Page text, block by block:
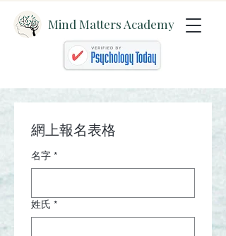
Mind Matters Academy
網上報名表格
名字 *
姓氏 *